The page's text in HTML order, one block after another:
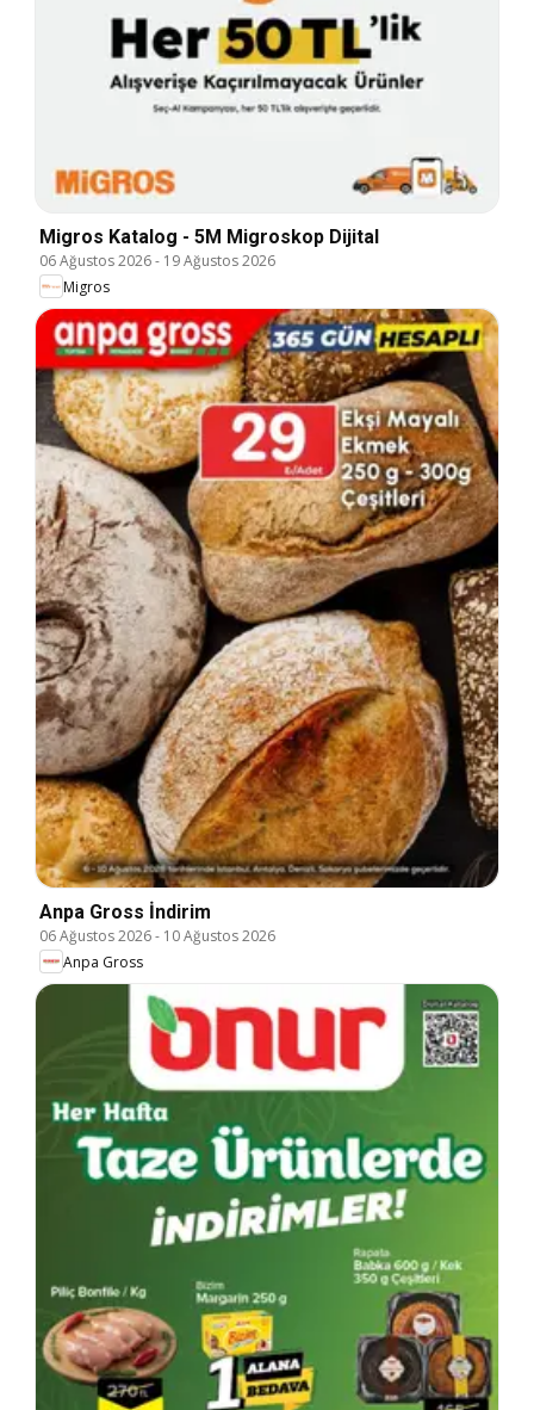
Migros Katalog - 5M Migroskop Dijital
06 Ağustos 2026- 19 Ağustos 2026
Migros
Anpa Gross İndirim
06 Ağustos 2026- 10 Ağustos 2026
Anpa Gross